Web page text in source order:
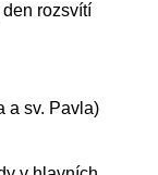
rozsvítí
a sv. Pavla)